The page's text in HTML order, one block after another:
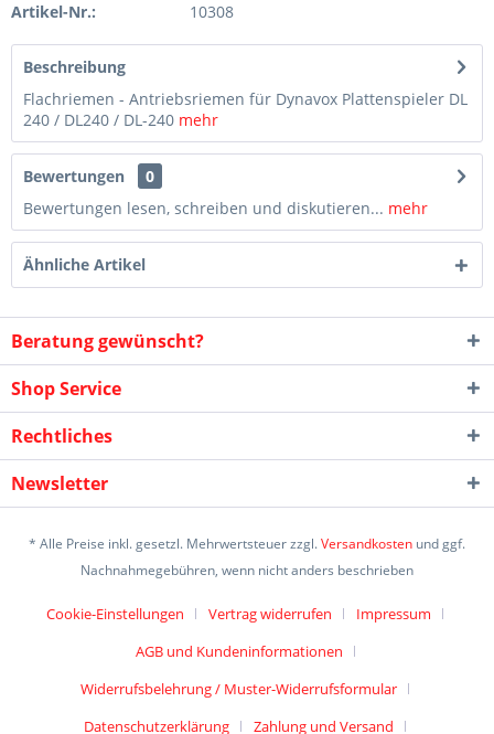
Artikel-Nr.: 10308
Beschreibung
Flachriemen - Antriebsriemen für Dynavox Plattenspieler DL
240 / DL240 / DL-240 mehr
Bewertungen
0
Bewertungen lesen, schreiben und diskutieren... mehr
Ähnliche Artikel
Beratung gewünscht?
Shop Service
Rechtliches
Newsletter
* Alle Preise inkl. gesetzl. Mehrwertsteuer zzgl.Versandkosten und ggf.
Nachnahmegebühren, wenn nicht anders beschrieben
Cookie-Einstellungen Vertrag widerrufen
Impressum
AGB und Kundeninformationen
Widerrufsbelehrung / Muster-Widerrufsformular
Datenschutzerklärung
Zahlung und Versand